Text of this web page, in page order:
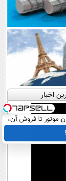
اخبار
موتور تا فروش آن،